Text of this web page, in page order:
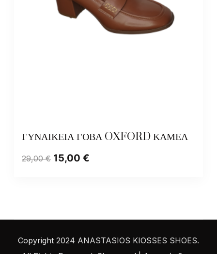
ΓΥΝΑΙΚΕΙΑ ΓΟΒΑ OXFORD ΚΑΜΕΛ
29,00€ 15,00 €
Copyright 2024 ANASTASIOS KIOSSES SHOES.